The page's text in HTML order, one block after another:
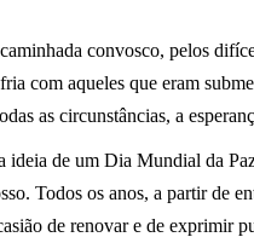
convosco, pelos
com aqueles que eram
as circunstâncias, a
de um Dia Mundial da
Todos os anos, a partir de
de renovar e de exprimir